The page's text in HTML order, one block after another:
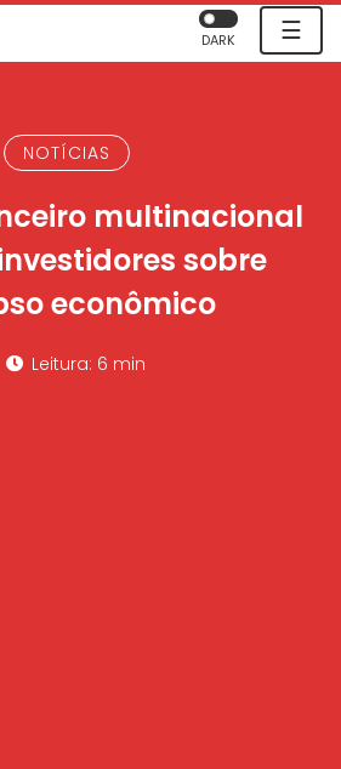
☰
DARK
NOTÍCIAS
multinacional
sobre
econômico
Leitura: 6 min